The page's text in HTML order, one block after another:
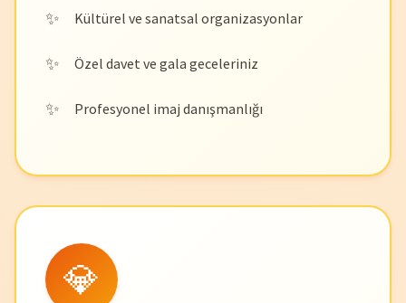
Kültürel ve sanatsal organizasyonlar
Özel davet ve gala geceleriniz
Profesyonel imaj danışmanlığı
💎